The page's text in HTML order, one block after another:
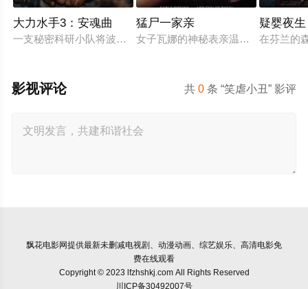
大力水手3：安魂曲
一支秘密科研小队将波派囚禁在地下军事基地，试图驯化并利
猛尸一家亲
女子瓦娜的神秘表亲温思罗普突然仓
疑婴夜生
在芬兰的
共0 条 “笑虐小丑” 影评
影视评论
飘花电影网提供最新未删减电视剧、动漫动画、综艺娱乐、高清电影免
费在线观看
Copyright © 2023 lfzhshkj.com All Rights Reserved
川ICP备30492007号